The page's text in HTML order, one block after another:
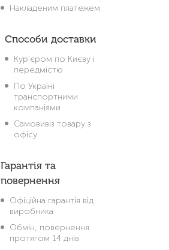
Накладеним платежем
Способи доставки
Кур'єром по Києву і
передмістю
По Україні
транспортними
компаніями
Самовивіз товару з
офісу
Гарантія та
повернення
Офіційна гарантія від
виробника
Обмін, повернення
протягом 14 днів